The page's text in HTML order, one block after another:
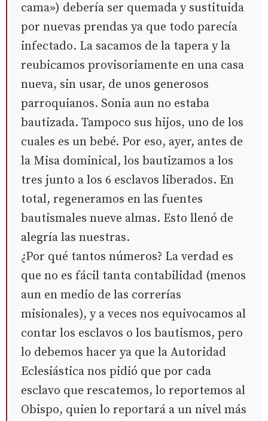
cama») debería ser quemada y sustituida
por nuevas prendas ya que todo parecía
infectado. La sacamos de la tapera y la
reubicamos provisoriamente en una casa
nueva, sin usar, de unos generosos
parroquianos. Sonia aun no estaba
bautizada. Tampoco sus hijos, uno de los
cuales es un bebé. Por eso, ayer, antes de
la Misa dominical, los bautizamos a los
tres junto a los 6 esclavos liberados. En
total, regeneramos en las fuentes
bautismales nueve almas. Esto llenó de
alegría las nuestras.
¿Por qué tantos números? La verdad es
que no es fácil tanta contabilidad (menos
aun en medio de las correrías
misionales), y a veces nos equivocamos al
contar los esclavos o los bautismos, pero
lo debemos hacer ya que la Autoridad
Eclesiástica nos pidió que por cada
esclavo que rescatemos, lo reportemos al
Obispo, quien lo reportará a un nivel más